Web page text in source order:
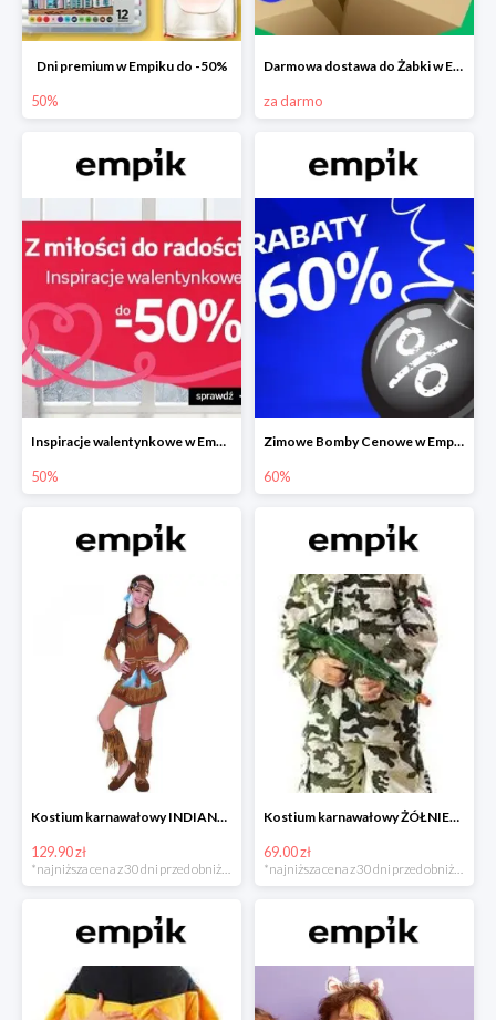
Dni premium w Empiku do -50%
50%
Darmowa dostawa do Żabki w Empiku
za darmo
Inspiracje walentynkowe w Empiku do -50%
50%
Zimowe Bomby Cenowe w Empiku do -60%
60%
Kostium karnawałowy INDIANKA
129.90 zł
*najniższa cena z 30 dni przed obniżką
Kostium karnawałowy ŻÓŁNIERZ
69.00 zł
*najniższa cena z 30 dni przed obniżką